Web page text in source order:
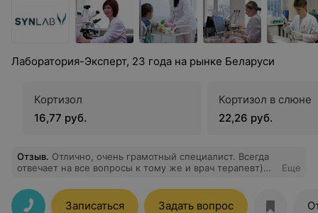
Лаборатория-Эксперт, 23 года на рынке Беларуси
Кортизол
16,77 руб.
Кортизол в слюне
22,26 руб.
Отзыв. Отлично, очень грамотный специалист. Всегда
отвечает на все вопросы к тому же и врач терапевт)
Еще
Записаться Задать вопрос